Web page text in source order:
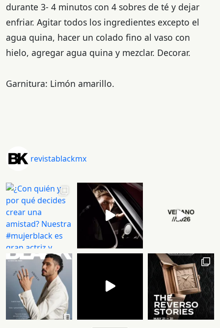
durante 3- 4 minutos con 4 sobres de té y dejar
enfriar. Agitar todos los ingredientes excepto el
agua quina, hacer un colado fino al vaso con
hielo, agregar agua quina y mezclar. Decorar.
Garnitura: Limón amarillo.
revistablackmx